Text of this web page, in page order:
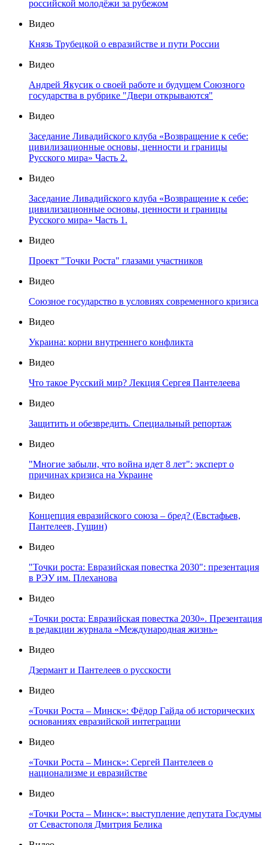
российской молодёжи за рубежом
Видео
Князь Трубецкой о евразийстве и пути России
Видео
Андрей Якусик о своей работе и будущем Союзного
государства в рубрике "Двери открываются"
Видео
Заседание Ливадийского клуба «Возвращение к себе:
цивилизационные основы, ценности и границы
Русского мира» Часть 2.
Видео
Заседание Ливадийского клуба «Возвращение к себе:
цивилизационные основы, ценности и границы
Русского мира» Часть 1.
Видео
Проект "Точки Роста" глазами участников
Видео
Союзное государство в условиях современного кризиса
Видео
Украина: корни внутреннего конфликта
Видео
Что такое Русский мир? Лекция Сергея Пантелеева
Видео
Защитить и обезвредить. Специальный репортаж
Видео
"Многие забыли, что война идет 8 лет": эксперт о
причинах кризиса на Украине
Видео
Концепция евразийского союза – бред? (Евстафьев,
Пантелеев, Гущин)
Видео
"Точки роста: Евразийская повестка 2030": презентация
в РЭУ им. Плеханова
Видео
«Точки роста: Евразийская повестка 2030». Презентация
в редакции журнала «Международная жизнь»
Видео
Дзермант и Пантелеев о русскости
Видео
«Точки Роста – Минск»: Фёдор Гайда об исторических
основаниях евразийской интеграции
Видео
«Точки Роста – Минск»: Сергей Пантелеев о
национализме и евразийстве
Видео
«Точки Роста – Минск»: выступление депутата Госдумы
от Севастополя Дмитрия Белика